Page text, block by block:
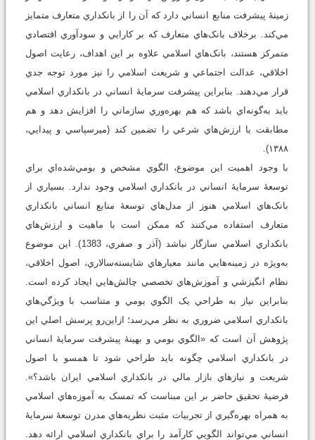
زمينۀ پيشرفت منابع انساني دارد که آن را از بانکداري متعارف متمايز
مي‌کند. برخلاف بانک‌هاي متعارف که بر کارايي و سودآوري اقتصادي
متمرکز هستند، بانک‌هاي اسلامي علاوه بر اين اهداف، رعايت اصول
اخلاقي، عدالت اجتماعي و شريعت اسلامي را نيز مورد توجه جدي
قرار مي‌دهند. بنابراين پيشرفت سرمايۀ انساني در بانکداري اسلامي
بايد به‌گونه‌اي باشد که هم بهره‌وري سازماني را افزايش دهد و هم
مطابقت با ارزش‌هاي شرعي را تضمين کند (ميرسپاسي و پيدايي،
۱۳۸۸).
با وجود اهميت اين موضوع، الگوي مشخص و بومي‌‌شده‌اي براي
توسعۀ سرمايۀ انساني در بانکداري اسلامي وجود ندارد. بسياري از
بانک‌هاي اسلامي هنوز از مدل‌هاي توسعۀ منابع انساني بانکداري
متعارف استفاده مي‌کنند که ممکن است با ماهيت و ارزش‌هاي
بانکداري اسلامي سازگار نباشد (آذر و صفري، 1383). اين موضوع
به‌ويژه در زمينه‌هايي مانند معيارهاي شايسته‌سالاري، اصول اخلاقي،
نظام انگيزشي و آموزش‌هاي تخصصي چالش‌هايي ايجاد کرده است.
بنابراين نياز به طراحي يک الگوي بومي و متناسب با ويژگي‌هاي
بانکداري اسلامي ضروري به نظر مي‌رسد؛ ازاين‌رو پرسش اصلي اين
پژوهش آن است که «الگوي بومي و بهينۀ پيشرفت سرمايۀ انساني
در بانکداري اسلامي چگونه بايد طراحي شود تا همسو با اصول
شريعت و نيازهاي بازار مالي در بانکداري اسلامي ايران باشد؟».
فرضيۀ تحقيق حاضر بر اين مبناست که تمسک به آموزه‌هاي اسلامي
به همراه بهره‌گيري از تجربيات مثبت نظريه‌هاي مدرن توسعۀ سرمايۀ
انساني مي‌تواند الگويي کارآمد را براي بانکداري اسلامي ارائه دهد.